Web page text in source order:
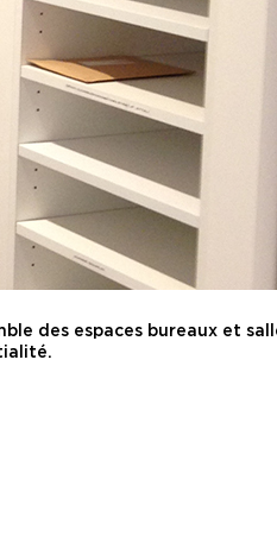
des espaces bureaux et